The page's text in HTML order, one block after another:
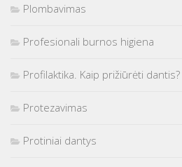
Plombavimas
Profesionali burnos higiena
Profilaktika. Kaip prižiūrėti dantis?
Protezavimas
Protiniai dantys